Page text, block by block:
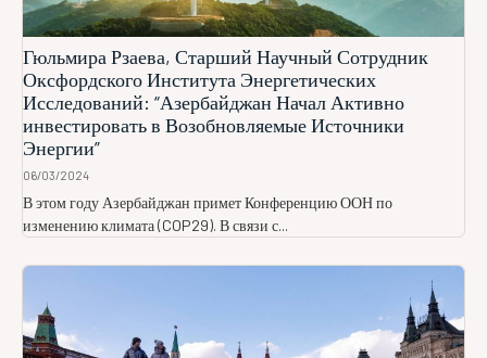
Гюльмира Рзаева, Старший Научный Сотрудник
Оксфордского Института Энергетических
Исследований: “Азербайджан Начал Активно
инвестировать в Возобновляемые Источники
Энергии”
06/03/2024
В этом году Азербайджан примет Конференцию ООН по
изменению климата (COP29). В связи с...